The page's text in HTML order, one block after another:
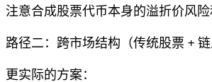
注意合成股票代币本身的溢折价风险
路径二：跨市场结构（传统股票 + 链
更实际的方案：